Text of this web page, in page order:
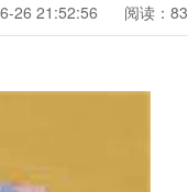
26 21:52:56 阅读：83